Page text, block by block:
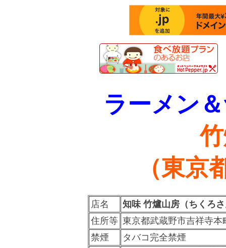
ラーメン
（東京
店名
知味 竹爐山房（ちくろ
住所等 東京都武蔵野市吉祥寺
禁煙
タバコ完全禁煙